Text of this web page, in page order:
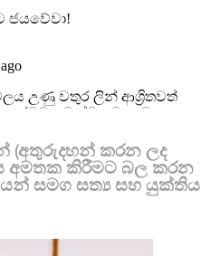
කරන ලද
අමතක කිරීමට බල කරන
සමග සත්‍ය සහ යුක්තිය